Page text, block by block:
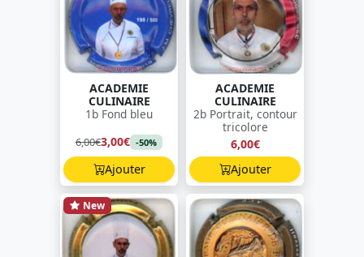
ACADEMIE
CULINAIRE
1b Fond bleu
6,00€3,00€ -50%
Ajouter
ACADEMIE
CULINAIRE
2b Portrait, contour
tricolore
6,00€
Ajouter
New